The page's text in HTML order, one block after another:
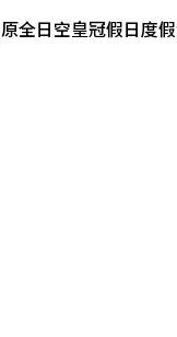
全日空皇冠假日度